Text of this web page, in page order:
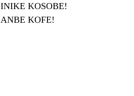
INIKE KOSOBE!
ANBE KOFE!